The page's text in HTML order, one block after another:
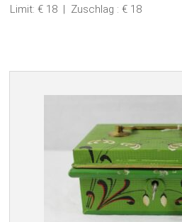
Limit: € 18 Zuschlag : € 18